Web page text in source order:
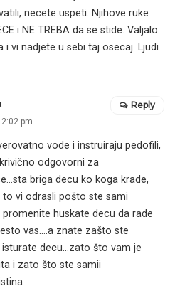
necete uspeti. Njihove ruke
i NE TREBA da se stide. Valjalo
i vi nadjete u sebi taj osecaj. Ljudi
pm
vode i instruiraju pedofili,
odgovorni za
briga decu ko koga krade,
vi odrasli pošto ste sami
huskate decu da rade
vas….a znate zašto ste
isturate decu…zato što vam je
i zato što ste samii
Reply